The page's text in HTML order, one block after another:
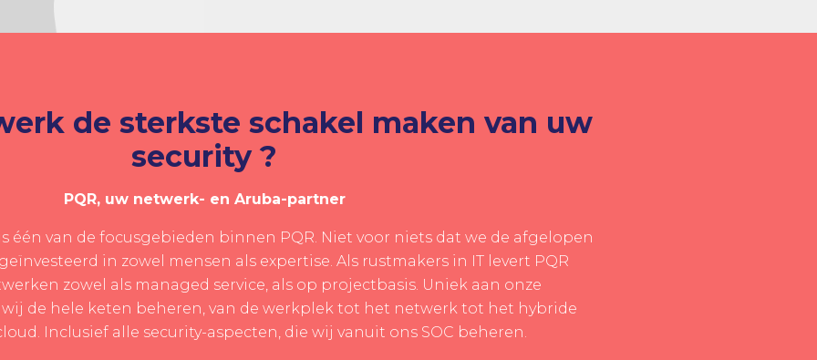
de sterkste schakel maken van uw
security ?
PQR, uw netwerk- en Aruba-partner
één van de focusgebieden binnen PQR. Niet voor niets dat we de afgelopen
in zowel mensen als expertise. Als rustmakers in IT levert PQR
zowel als managed service, als op projectbasis. Uniek aan onze
de hele keten beheren, van de werkplek tot het netwerk tot het hybride
Inclusief alle security-aspecten, die wij vanuit ons SOC beheren.